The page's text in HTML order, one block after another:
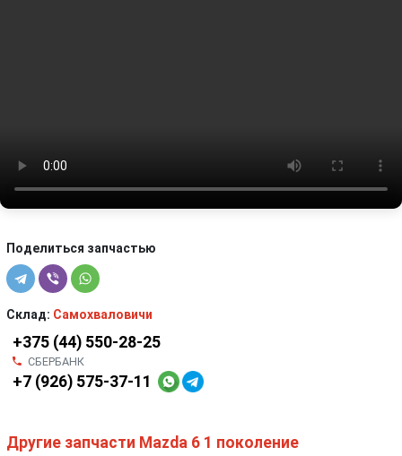
Поделиться запчастью
Склад: Самохваловичи
+375 (44) 550-28-25
СБЕРБАНК
+7 (926) 575-37-11
Другие запчасти Mazda 6 1 поколение